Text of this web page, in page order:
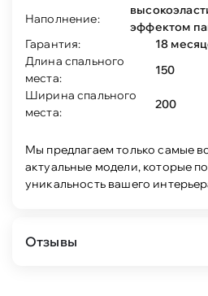
Наполнение:
эффектом
Гарантия:
18
Длина спального
места:
150
Ширина спального
места:
200
Мы предлагаем только самые
актуальные модели, которые
уникальность вашего
Отзывы